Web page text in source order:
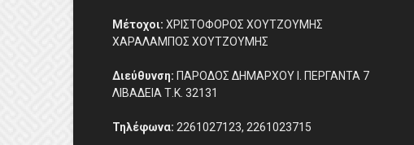
Μέτοχοι: ΧΡΙΣΤΟΦΟΡΟΣ ΧΟΥΤΖΟΥΜΗΣ
ΧΑΡΑΛΑΜΠΟΣ ΧΟΥΤΖΟΥΜΗΣ
Διεύθυνση: ΠΑΡΟΔΟΣ ΔΗΜΑΡΧΟΥ Ι. ΠΕΡΓΑΝΤΑ 7
ΛΙΒΑΔΕΙΑ Τ.Κ. 32131
Τηλέφωνα: 2261027123, 2261023715